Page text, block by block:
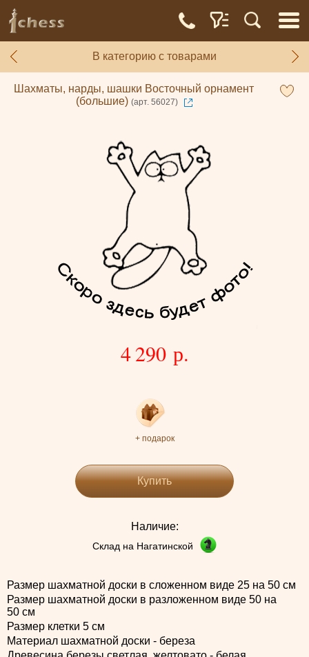
В категорию с товарами
Шахматы, нарды, шашки Восточный орнамент
(большие) (арт. 56027)
4 290 р.
+ подарок
Купить
Наличие:
Склад на Нагатинской
Размер шахматной доски в сложенном виде 25 на 50 см
Размер шахматной доски в разложенном виде 50 на
50 см
Размер клетки 5 см
Материал шахматной доски - береза